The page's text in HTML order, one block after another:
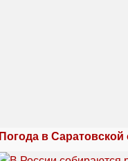
Погода в